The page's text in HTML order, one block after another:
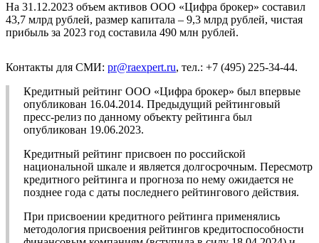
На 31.12.2023 объем активов ООО «Цифра брокер» составил
43,7 млрд рублей, размер капитала – 9,3 млрд рублей, чистая
прибыль за 2023 год составила 490 млн рублей.
Контакты для СМИ: pr@raexpert.ru, тел.: +7 (495) 225-34-44.
Кредитный рейтинг ООО «Цифра брокер» был впервые
опубликован 16.04.2014. Предыдущий рейтинговый
пресс-релиз по данному объекту рейтинга был
опубликован 19.06.2023.
Кредитный рейтинг присвоен по российской
национальной шкале и является долгосрочным. Пересмотр
кредитного рейтинга и прогноза по нему ожидается не
позднее года с даты последнего рейтингового действия.
При присвоении кредитного рейтинга применялись
методология присвоения рейтингов кредитоспособности